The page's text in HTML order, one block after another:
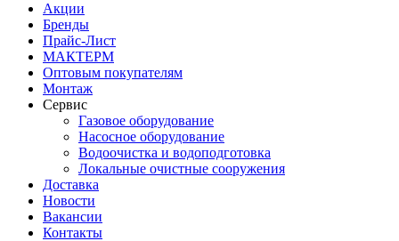
Акции
Бренды
Прайс-Лист
МАКТЕРМ
Оптовым покупателям
Монтаж
Сервис
Газовое оборудование
Насосное оборудование
Водоочистка и водоподготовка
Локальные очистные сооружения
Доставка
Новости
Вакансии
Контакты